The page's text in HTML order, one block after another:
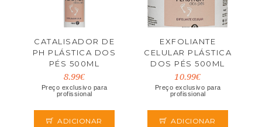
CATALISADOR DE
PH PLÁSTICA DOS
PÉS 500ML
8.99€
Preço exclusivo para
profissional
ADICIONAR
EXFOLIANTE
CELULAR PLÁSTICA
DOS PÉS 500ML
10.99€
Preço exclusivo para
profissional
ADICIONAR